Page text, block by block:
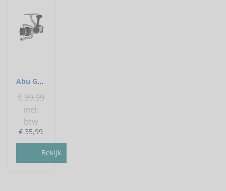
Abu Garcia - Slip voorop Max X Spinning Reel - Abu Garcia
€39,99
incl.
btw
€ 35,99
Bekijk